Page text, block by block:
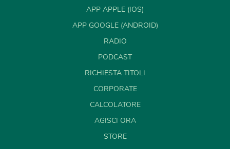
APP APPLE (IOS)
APP GOOGLE (ANDROID)
RADIO
PODCAST
RICHIESTA TITOLI
CORPORATE
CALCOLATORE
AGISCI ORA
STORE